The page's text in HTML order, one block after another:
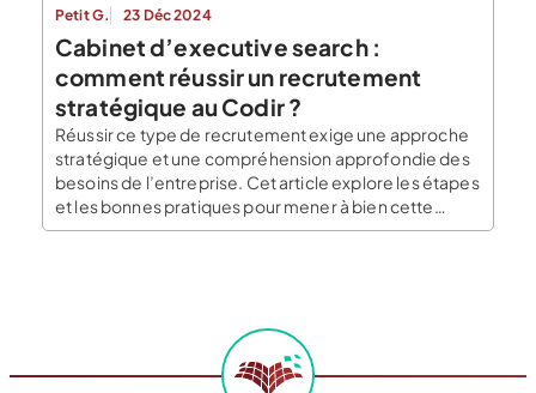
Petit G. 23 Déc 2024
​​Cabinet d’executive search :
comment réussir un recrutement
stratégique au Codir ?
Réussir ce type de recrutement exige une approche
stratégique et une compréhension approfondie des
besoins de l’entreprise. Cet article explore les étapes
et les bonnes pratiques pour mener à bien cette
mission délicate, et met en lumière les avantages à